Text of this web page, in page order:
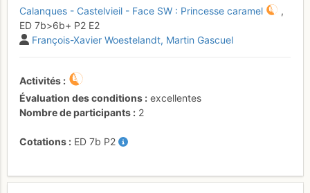
Calanques - Castelvieil - Face SW : Princesse caramel
,
ED 7b>6b+ P2 E2
François-Xavier Woestelandt Martin Gascuel
Activités
Évaluation des conditions
excellentes
Nombre de participants
2
Cotations ED 7b P2